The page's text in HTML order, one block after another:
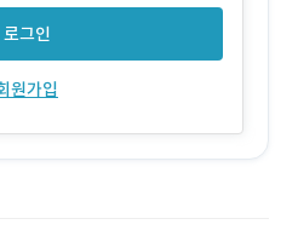
로그인
원가입